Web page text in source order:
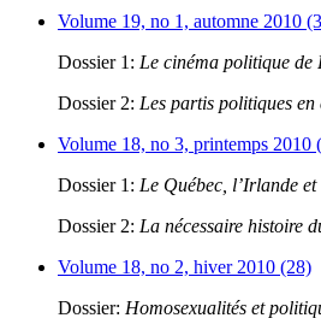
Volume 19, no 1, automne 2010
Dossier 1: Le cinéma politique de
Dossier 2: Les partis politiques en
Volume 18, no 3, printemps 2010
Dossier 1: Le Québec, l’Irlande
Dossier 2: La nécessaire histoire
Volume 18, no 2, hiver 2010 (28)
Dossier: Homosexualités et